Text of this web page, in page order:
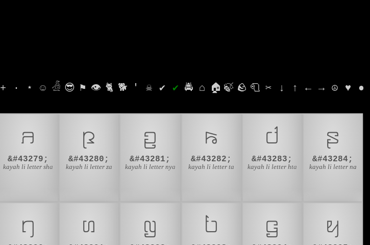
+ · ⋆ ☺ 𓁑 😎 ⚑ 👁 🐈 🐕 ' ☠ ✔ ✔ 🚔 ⌂ 🏠 🍃 🪨 🧻 ✂ ↓ ↑ ← → ☮ ♥ ●
ꤏ
&#43279;
kayah li letter sha
ꤐ
&#43280;
kayah li letter za
ꤑ
&#43281;
kayah li letter nya
ꤒ
&#43282;
kayah li letter ta
ꤓ
&#43283;
kayah li letter hta
ꤔ
&#43284;
kayah li letter na
ꤚ ꤛ ꤜ ꤝ ꤞ ꤟ